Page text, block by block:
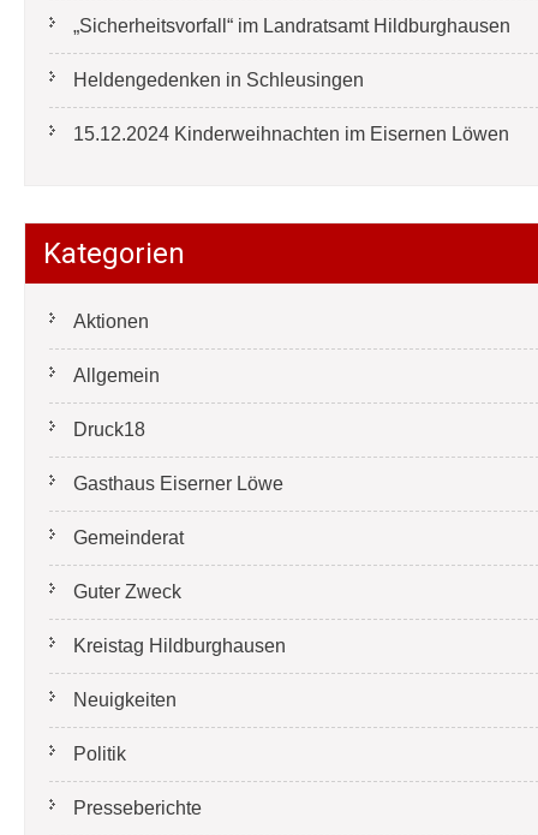
„Sicherheitsvorfall“ im Landratsamt Hildburghausen
Heldengedenken in Schleusingen
15.12.2024 Kinderweihnachten im Eisernen Löwen
Kategorien
Aktionen
Allgemein
Druck18
Gasthaus Eiserner Löwe
Gemeinderat
Guter Zweck
Kreistag Hildburghausen
Neuigkeiten
Politik
Presseberichte